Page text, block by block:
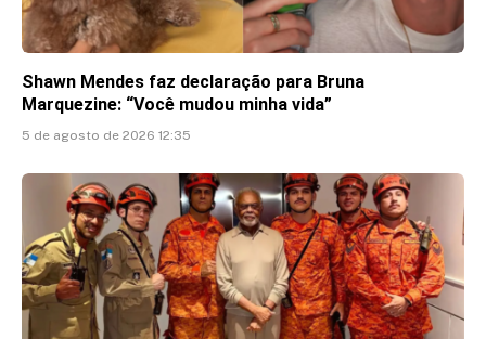
Shawn Mendes faz declaração para Bruna
Marquezine: “Você mudou minha vida”
5 de agosto de 2026 12:35